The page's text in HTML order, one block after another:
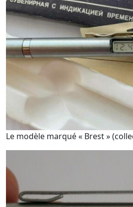
Le modèle marqué « Brest »